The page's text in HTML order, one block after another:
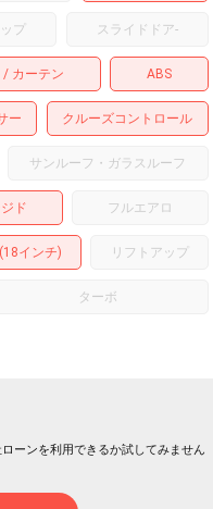
プ スライドドア-
カーテン ABS
ー クルーズコントロール
サンルーフ・ガラスルーフ
ド フルエアロ
インチ) リフトアップ
ターボ
ーンを利用できるか試してみません